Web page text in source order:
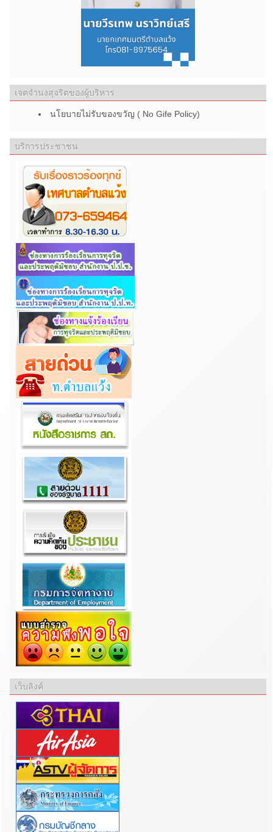
เจตจำนงสุจริตของผู้บริหาร
นโยบายไม่รับของขวัญ ( No Gife Policy)
บริการประชาชน
เว็บลิงค์